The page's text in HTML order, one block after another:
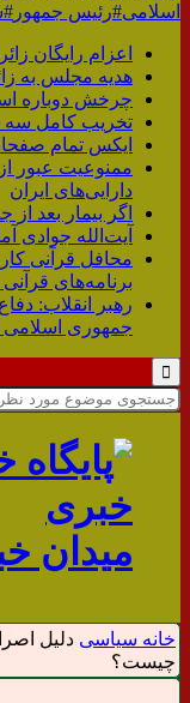
اسلامی#رئیس جمهور
اعزام رایگان
هدیه مجلس به
چرخش دوباره
تخریب کامل سه فروند
ایکس تمام
ممنوعیت عبور
دارایی‌های ایران
اگر بیمار بعد
آیت‌الله جوادی آملی: رفیق ۷۰
محافل قرآنی
برنامه‌های
رهبر انقلاب:
جمهوری اسلامی
میدان
خانه سیاسی دلیل
چیست؟